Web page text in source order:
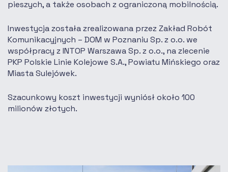
pieszych, a także osobach z ograniczoną mobilnością.
Inwestycja została zrealizowana przez Zakład Robót
Komunikacyjnych – DOM w Poznaniu Sp. z o.o. we
współpracy z INTOP Warszawa Sp. z o.o., na zlecenie
PKP Polskie Linie Kolejowe S.A., Powiatu Mińskiego oraz
Miasta Sulejówek.
Szacunkowy koszt inwestycji wyniósł około 100
milionów złotych.